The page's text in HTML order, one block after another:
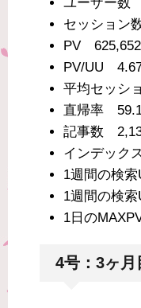
セッション
PV 625,652
PV/UU
平均セッシ
直帰率
記事数
インデック
1週間の検
1週間の検
1日の
4号：3ヶ月